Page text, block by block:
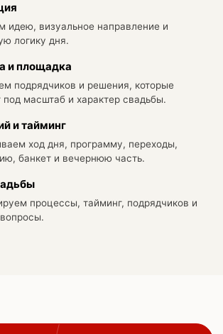
идею, визуальное направление и
логику дня.
и площадка
подрядчиков и решения, которые
под масштаб и характер свадьбы.
и тайминг
ход дня, программу, переходы,
банкет и вечернюю часть.
процессы, тайминг, подрядчиков и